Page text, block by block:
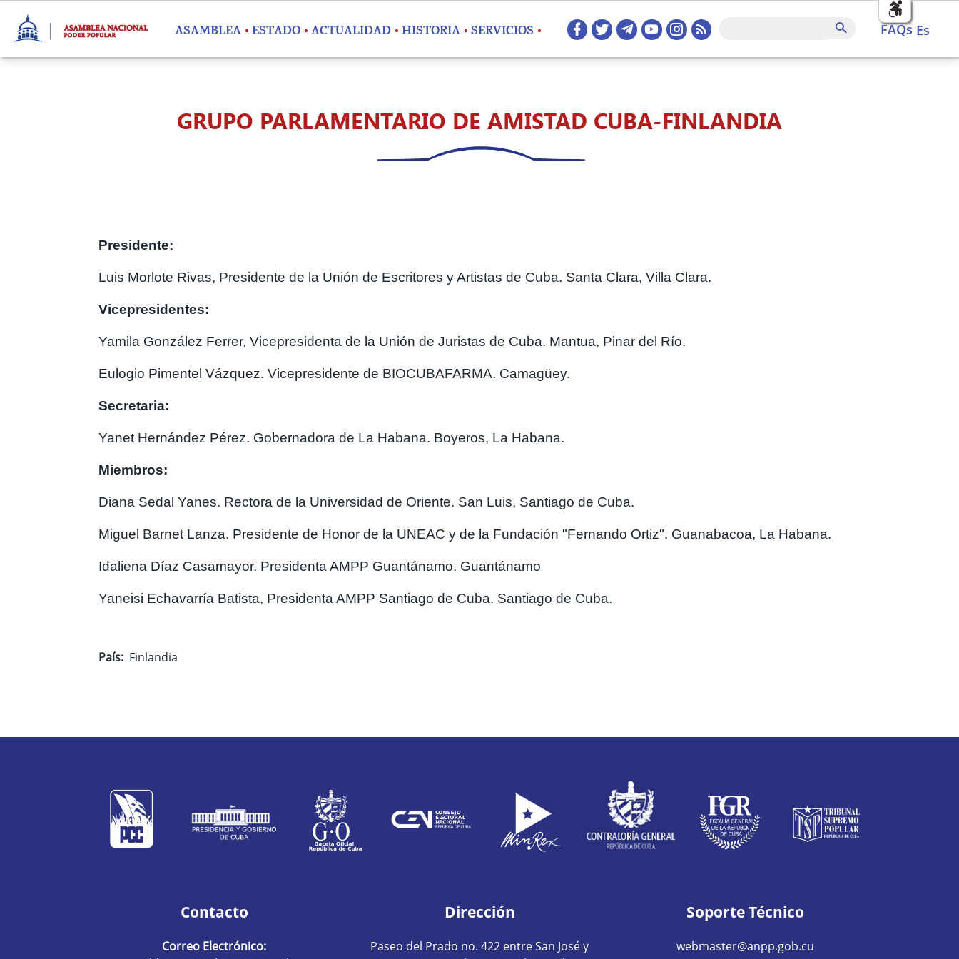
ASAMBLEA ESTADO ACTUALIDAD HISTORIA SERVICIOS
Redes sociales home
FAQs
FAQs es
GRUPO PARLAMENTARIO DE AMISTAD CUBA-FINLANDIA
Presidente:
Luis Morlote Rivas, Presidente de la Unión de Escritores y Artistas de Cuba. Santa Clara, Villa Clara.
Vicepresidentes:
Yamila González Ferrer, Vicepresidenta de la Unión de Juristas de Cuba. Mantua, Pinar del Río.
Eulogio Pimentel Vázquez. Vicepresidente de BIOCUBAFARMA. Camagüey.
Secretaria:
Yanet Hernández Pérez. Gobernadora de La Habana. Boyeros, La Habana.
Miembros:
Diana Sedal Yanes. Rectora de la Universidad de Oriente. San Luis, Santiago de Cuba.
Miguel Barnet Lanza. Presidente de Honor de la UNEAC y de la Fundación "Fernando Ortiz". Guanabacoa, La Habana.
Idaliena Díaz Casamayor. Presidenta AMPP Guantánamo. Guantánamo
Yaneisi Echavarría Batista, Presidenta AMPP Santiago de Cuba. Santiago de Cuba.
País Finlandia
Contacto
Correo Electrónico:
Dirección
Paseo del Prado no. 422 entre San José y
Soporte Técnico
webmaster@anpp.gob.cu